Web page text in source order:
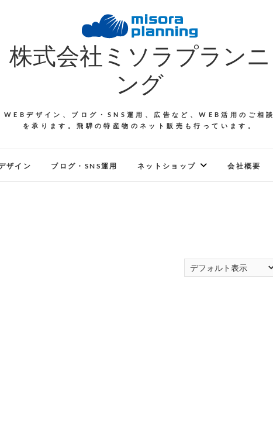
株式会社ミソラプランニ
ング
WEBデザイン、ブログ・SNS運用、広告など、WEB活用のご相談
を承ります。飛騨の特産物のネット販売も行っています。
ザイン ブログ・SNS運用 ネットショップ 会社概要